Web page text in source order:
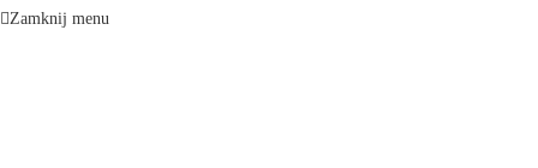
Zamknij menu